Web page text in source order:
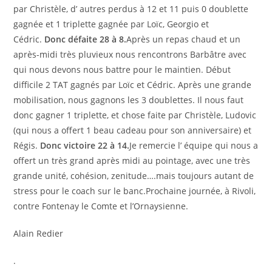
par Christèle, d’ autres perdus à 12 et 11 puis 0 doublette
gagnée et 1 triplette gagnée par Loïc, Georgio et
Cédric. Donc défaite 28 à 8.Après un repas chaud et un
après-midi très pluvieux nous rencontrons Barbâtre avec
qui nous devons nous battre pour le maintien. Début
difficile 2 TAT gagnés par Loïc et Cédric. Après une grande
mobilisation, nous gagnons les 3 doublettes. Il nous faut
donc gagner 1 triplette, et chose faite par Christèle, Ludovic
(qui nous a offert 1 beau cadeau pour son anniversaire) et
Régis. Donc victoire 22 à 14.Je remercie l’ équipe qui nous a
offert un très grand après midi au pointage, avec une très
grande unité, cohésion, zenitude….mais toujours autant de
stress pour le coach sur le banc.Prochaine journée, à Rivoli,
contre Fontenay le Comte et l’Ornaysienne.
Alain Redier
.